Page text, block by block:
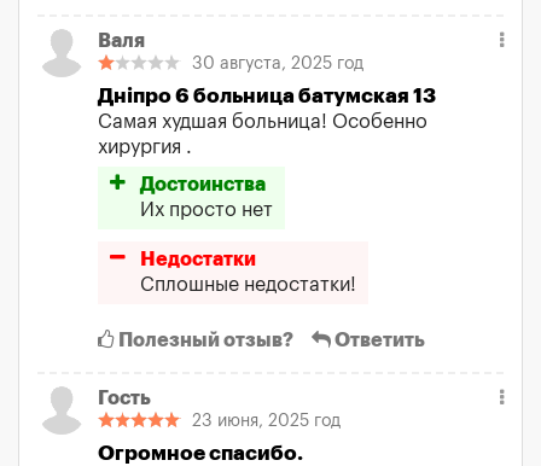
Валя
30 августа, 2025 год
Дніпро 6 больница батумская 13
Самая худшая больница! Особенно
хирургия .
Достоинства
Их просто нет
Недостатки
Сплошные недостатки!
Полезный отзыв? Ответить
Гость
23 июня, 2025 год
Огромное спасибо.